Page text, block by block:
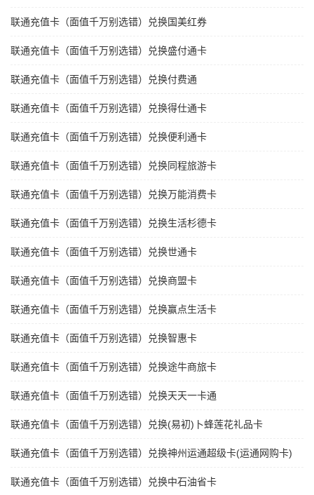
联通充值卡（面值千万别选错）兑换国美红券
联通充值卡（面值千万别选错）兑换盛付通卡
联通充值卡（面值千万别选错）兑换付费通
联通充值卡（面值千万别选错）兑换得仕通卡
联通充值卡（面值千万别选错）兑换便利通卡
联通充值卡（面值千万别选错）兑换同程旅游卡
联通充值卡（面值千万别选错）兑换万能消费卡
联通充值卡（面值千万别选错）兑换生活杉德卡
联通充值卡（面值千万别选错）兑换世通卡
联通充值卡（面值千万别选错）兑换商盟卡
联通充值卡（面值千万别选错）兑换赢点生活卡
联通充值卡（面值千万别选错）兑换智惠卡
联通充值卡（面值千万别选错）兑换途牛商旅卡
联通充值卡（面值千万别选错）兑换天天一卡通
联通充值卡（面值千万别选错）兑换(易初)卜蜂莲花礼品卡
联通充值卡（面值千万别选错）兑换神州运通超级卡(运通网购卡)
联通充值卡（面值千万别选错）兑换中石油省卡